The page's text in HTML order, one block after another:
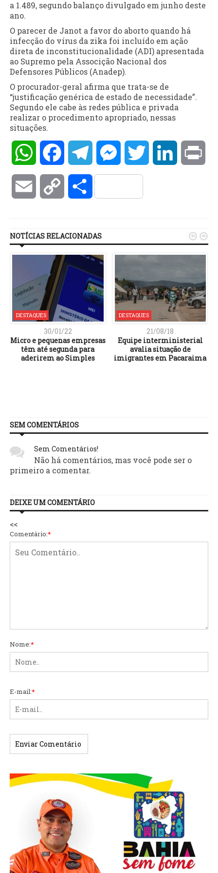
a 1.489, segundo balanço divulgado em junho deste
ano.
O parecer de Janot a favor do aborto quando há
infecção do vírus da zika foi incluído em ação
direta de inconstitucionalidade (ADI) apresentada
ao Supremo pela Associção Nacional dos
Defensores Públicos (Anadep).
O procurador-geral afirma que trata-se de
“justificação genérica de estado de necessidade”.
Segundo ele cabe às redes pública e privada
realizar o procedimento apropriado, nessas
situações.
WhatsAppFacebookTelegramMessengerTwitter LinkedIn
Email Copy Compartilhar
NOTÍCIAS RELACIONADAS
DESTAQUES
30/01/22
Micro e pequenas empresas
têm até segunda para
aderirem ao Simples
DESTAQUES
21/08/18
Equipe interministerial
avalia situação de
imigrantes em Pacaraima
 
SEM COMENTÁRIOS
Sem Comentários!
Não há comentários, mas você pode ser o
primeiro a comentar.
DEIXE UM COMENTÁRIO
<<
Comentário:*
Nome:*
E-mail:*